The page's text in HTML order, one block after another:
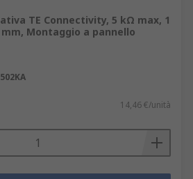
TE Connectivity, 5 kΩ max, 1
Montaggio a pannello
14,46 €/unità